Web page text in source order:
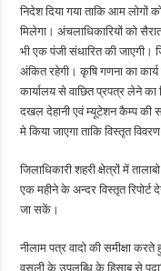
निदेश दिया गया ताकि आम लोगों
मिलेगा। अंचलाधिकारियों को
भी एक पंजी संधारित की जाएगी।
अंकित रहेगी। कृषि गणना का
कार्यालय से वाछित प्रपत्र लेने
दखल देहानी एवं म्यूटेशन कैम्प की
मे किया जाएगा ताकि विस्तृत
जिलाधिकारी शहरी क्षेत्रों में
एक महीने के अन्दर विस्तृत रिपोर्ट
जा सकें।
नीलाम पत्र वादो की समीक्षा करते
वसूली के उपलब्धि के हिसाब से